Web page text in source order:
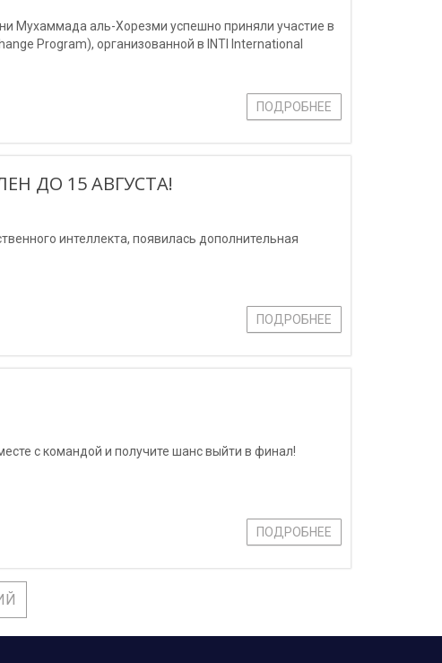
Мухаммада аль-Хорезми успешно приняли участие в
Program), организованной в INTI International
ПОДРОБНЕЕ
ДО 15 АВГУСТА!
интеллекта, появилась дополнительная
ПОДРОБНЕЕ
с командой и получите шанс выйти в финал!
ПОДРОБНЕЕ